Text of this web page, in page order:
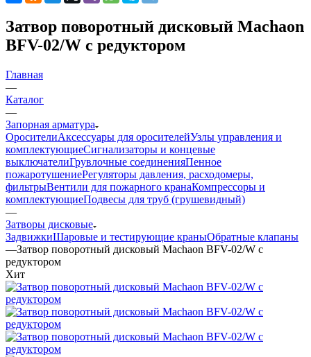
Затвор поворотный дисковый Machaon
BFV-02/W с редуктором
Главная
—
Каталог
—
Запорная арматура
ОросителиАксессуары для оросителейУзлы управления и
комплектующиеСигнализаторы и концевые
выключателиГрувлочные соединенияПенное
пожаротушениеРегуляторы давления, расходомеры,
фильтрыВентили для пожарного кранаКомпрессоры и
комплектующиеПодвесы для труб (грушевидный)
—
Затворы дисковые
ЗадвижкиШаровые и тестирующие краныОбратные клапаны
—Затвор поворотный дисковый Machaon BFV-02/W с
редуктором
Хит